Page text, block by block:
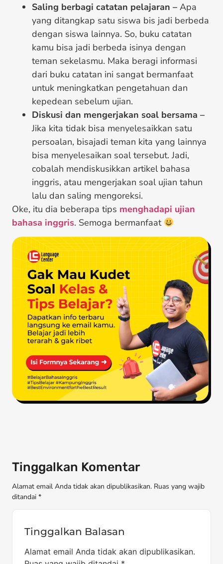
Saling berbagi catatan pelajaran – Apa
yang ditangkap satu siswa bis jadi berbeda
dengan siswa lainnya. So, buku catatan
kamu bisa jadi berbeda isinya dengan
teman sekelasmu. Maka beragi informasi
dari buku catatan ini sangat bermanfaat
untuk meningkatkan pengetahuan dan
kepedean sebelum ujian.
Diskusi dan mengerjakan soal bersama –
Jika kita tidak bisa menyelesaikkan satu
persoalan, bisajadi teman kita yang lainnya
bisa menyelesaikan soal tersebut. Jadi,
cobalah mendiskusikkan artikel bahasa
inggris, atau mengerjakan soal ujian tahun
lalu dan saling mengoreksi.
Oke, itu dia beberapa tips menghadapi ujian
bahasa inggris. Semoga bermanfaat
Tinggalkan Komentar
Alamat email Anda tidak akan dipublikasikan. Ruas yang wajib
ditandai *
Tinggalkan Balasan
Alamat email Anda tidak akan dipublikasikan.